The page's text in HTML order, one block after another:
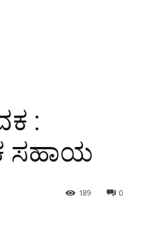
:
ಸಹಾಯ
0
189